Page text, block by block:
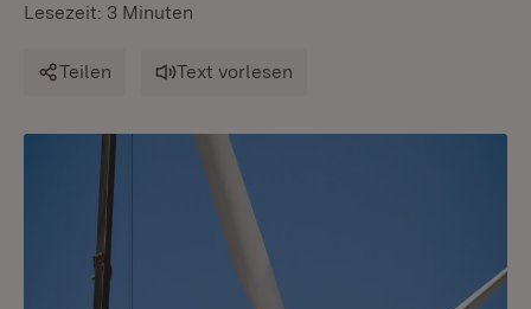
Lesezeit: 3 Minuten
Teilen Text vorlesen